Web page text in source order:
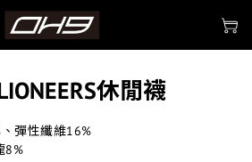
休閒襪
彈性纖維16%
8%